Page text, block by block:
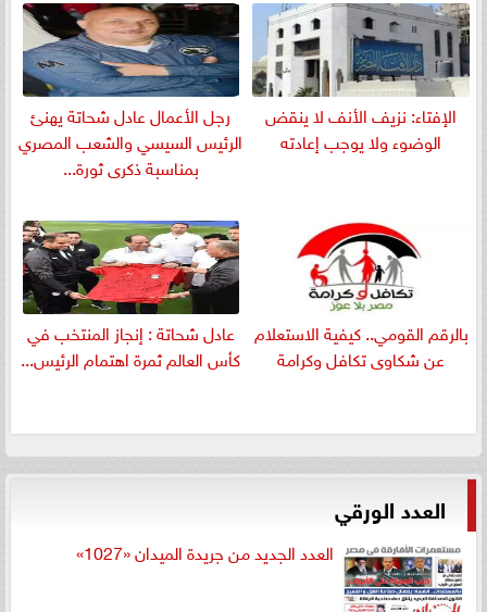
الإفتاء: نزيف الأنف لا ينقض
الوضوء ولا يوجب إعادته
رجل الأعمال عادل شحاتة يهنئ
الرئيس السيسي والشعب المصري
بمناسبة ذكرى ثورة...
بالرقم القومي.. كيفية الاستعلام
عن شكاوى تكافل وكرامة
عادل شحاتة : إنجاز المنتخب في
كأس العالم ثمرة اهتمام الرئيس...
العدد الورقي
العدد الجديد من جريدة الميدان «1027»